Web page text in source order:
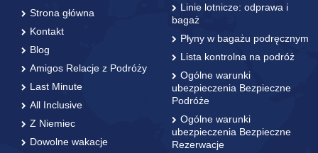
Strona główna
Kontakt
Blog
Amigos Relacje z Podróży
Last Minute
All Inclusive
Z Niemiec
Dowolne wakacje
Linie lotnicze: odprawa i
bagaż
Płyny w bagażu podręcznym
Lista kontrolna na podróż
Ogólne warunki
ubezpieczenia Bezpieczne
Podróże
Ogólne warunki
ubezpieczenia Bezpieczne
Rezerwacje